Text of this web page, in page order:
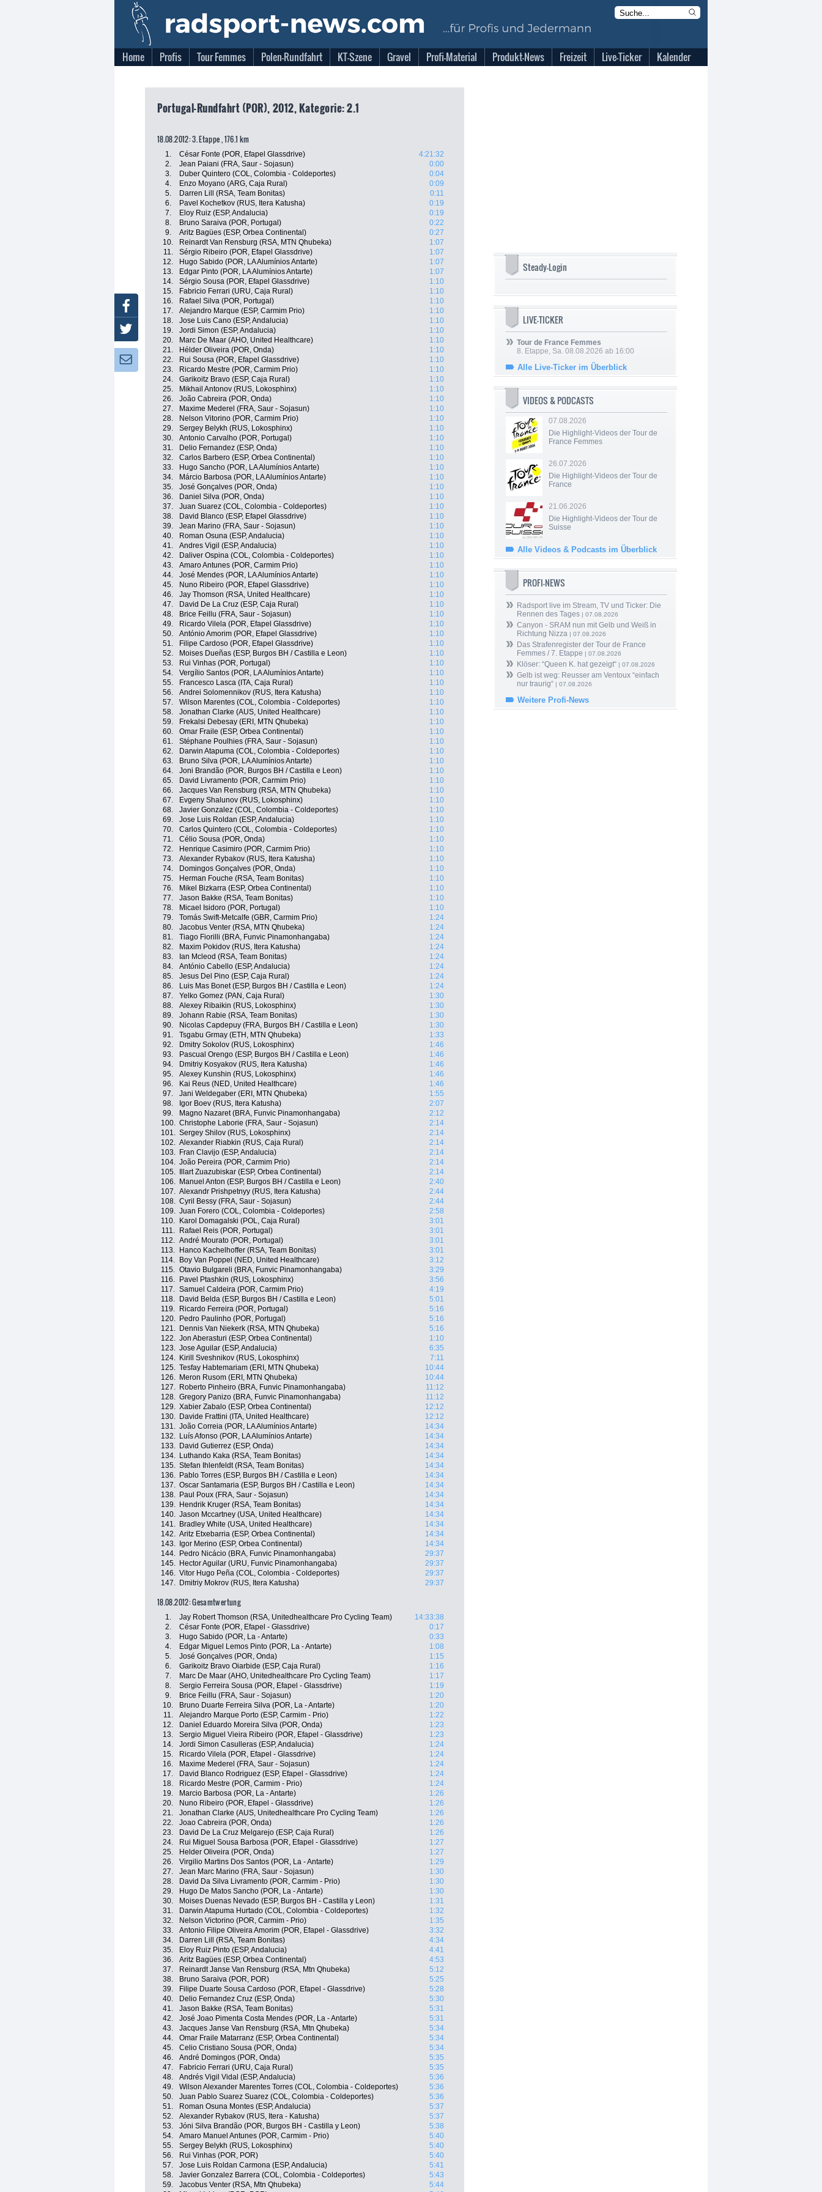
Home Profis Tour Femmes Polen-Rundfahrt KT-Szene Gravel Profi-Material Produkt-News Freizeit Live-Ticker Kalender
Portugal-Rundfahrt (POR), 2012, Kategorie: 2.1
18.08.2012: 3. Etappe , 176.1 km
1. César Fonte (POR, Efapel Glassdrive)
4:21:32
2.
Jean Paiani (FRA, Saur - Sojasun)
0:00
3.
Duber Quintero (COL, Colombia - Coldeportes)
0:04
4.
Enzo Moyano (ARG, Caja Rural)
0:09
5.
Darren Lill (RSA, Team Bonitas)
0:11
6.
Pavel Kochetkov (RUS, Itera Katusha)
0:19
7.
Eloy Ruiz (ESP, Andalucia)
0:19
8.
Bruno Saraiva (POR, Portugal)
0:22
9.
Aritz Bagües (ESP, Orbea Continental)
0:27
10.
Reinardt Van Rensburg (RSA, MTN Qhubeka)
1:07
11.
Sérgio Ribeiro (POR, Efapel Glassdrive)
1:07
12.
Hugo Sabido (POR, LA Alumínios Antarte)
1:07
13.
Edgar Pinto (POR, LA Alumínios Antarte)
1:07
14.
Sérgio Sousa (POR, Efapel Glassdrive)
1:10
15.
Fabricio Ferrari (URU, Caja Rural)
1:10
16.
Rafael Silva (POR, Portugal)
1:10
17.
Alejandro Marque (ESP, Carmim Prio)
1:10
18.
Jose Luis Cano (ESP, Andalucia)
1:10
19.
Jordi Simon (ESP, Andalucia)
1:10
20.
Marc De Maar (AHO, United Healthcare)
1:10
21.
Hélder Oliveira (POR, Onda)
1:10
22.
Rui Sousa (POR, Efapel Glassdrive)
1:10
23.
Ricardo Mestre (POR, Carmim Prio)
1:10
24.
Garikoitz Bravo (ESP, Caja Rural)
1:10
25.
Mikhail Antonov (RUS, Lokosphinx)
1:10
26.
João Cabreira (POR, Onda)
1:10
27.
Maxime Mederel (FRA, Saur - Sojasun)
1:10
28.
Nelson Vitorino (POR, Carmim Prio)
1:10
29.
Sergey Belykh (RUS, Lokosphinx)
1:10
30.
Antonio Carvalho (POR, Portugal)
1:10
31.
Delio Fernandez (ESP, Onda)
1:10
32.
Carlos Barbero (ESP, Orbea Continental)
1:10
33.
Hugo Sancho (POR, LA Alumínios Antarte)
1:10
34.
Márcio Barbosa (POR, LA Alumínios Antarte)
1:10
35.
José Gonçalves (POR, Onda)
1:10
36.
Daniel Silva (POR, Onda)
1:10
37.
Juan Suarez (COL, Colombia - Coldeportes)
1:10
38.
David Blanco (ESP, Efapel Glassdrive)
1:10
39.
Jean Marino (FRA, Saur - Sojasun)
1:10
40.
Roman Osuna (ESP, Andalucia)
1:10
41.
Andres Vigil (ESP, Andalucia)
1:10
42.
Daliver Ospina (COL, Colombia - Coldeportes)
1:10
43.
Amaro Antunes (POR, Carmim Prio)
1:10
44.
José Mendes (POR, LA Alumínios Antarte)
1:10
45.
Nuno Ribeiro (POR, Efapel Glassdrive)
1:10
46.
Jay Thomson (RSA, United Healthcare)
1:10
47.
David De La Cruz (ESP, Caja Rural)
1:10
48.
Brice Feillu (FRA, Saur - Sojasun)
1:10
49.
Ricardo Vilela (POR, Efapel Glassdrive)
1:10
50.
António Amorim (POR, Efapel Glassdrive)
1:10
51.
Filipe Cardoso (POR, Efapel Glassdrive)
1:10
52.
Moises Dueñas (ESP, Burgos BH / Castilla e Leon)
1:10
53.
Rui Vinhas (POR, Portugal)
1:10
54.
Vergílio Santos (POR, LA Alumínios Antarte)
1:10
55.
Francesco Lasca (ITA, Caja Rural)
1:10
56.
Andrei Solomennikov (RUS, Itera Katusha)
1:10
57.
Wilson Marentes (COL, Colombia - Coldeportes)
1:10
58.
Jonathan Clarke (AUS, United Healthcare)
1:10
59.
Frekalsi Debesay (ERI, MTN Qhubeka)
1:10
60.
Omar Fraile (ESP, Orbea Continental)
1:10
61.
Stéphane Poulhies (FRA, Saur - Sojasun)
1:10
62.
Darwin Atapuma (COL, Colombia - Coldeportes)
1:10
63.
Bruno Silva (POR, LA Alumínios Antarte)
1:10
64.
Joni Brandão (POR, Burgos BH / Castilla e Leon)
1:10
65.
David Livramento (POR, Carmim Prio)
1:10
66.
Jacques Van Rensburg (RSA, MTN Qhubeka)
1:10
67.
Evgeny Shalunov (RUS, Lokosphinx)
1:10
68.
Javier Gonzalez (COL, Colombia - Coldeportes)
1:10
69.
Jose Luis Roldan (ESP, Andalucia)
1:10
70.
Carlos Quintero (COL, Colombia - Coldeportes)
1:10
71.
Célio Sousa (POR, Onda)
1:10
72.
Henrique Casimiro (POR, Carmim Prio)
1:10
73.
Alexander Rybakov (RUS, Itera Katusha)
1:10
74.
Domingos Gonçalves (POR, Onda)
1:10
75.
Herman Fouche (RSA, Team Bonitas)
1:10
76.
Mikel Bizkarra (ESP, Orbea Continental)
1:10
77.
Jason Bakke (RSA, Team Bonitas)
1:10
78.
Micael Isidoro (POR, Portugal)
1:10
79.
Tomás Swift-Metcalfe (GBR, Carmim Prio)
1:24
80.
Jacobus Venter (RSA, MTN Qhubeka)
1:24
81.
Tiago Fiorilli (BRA, Funvic Pinamonhangaba)
1:24
82.
Maxim Pokidov (RUS, Itera Katusha)
1:24
83.
Ian Mcleod (RSA, Team Bonitas)
1:24
84.
António Cabello (ESP, Andalucia)
1:24
85.
Jesus Del Pino (ESP, Caja Rural)
1:24
86.
Luis Mas Bonet (ESP, Burgos BH / Castilla e Leon)
1:24
87.
Yelko Gomez (PAN, Caja Rural)
1:30
88.
Alexey Ribaikin (RUS, Lokosphinx)
1:30
89.
Johann Rabie (RSA, Team Bonitas)
1:30
90.
Nicolas Capdepuy (FRA, Burgos BH / Castilla e Leon)
1:30
91.
Tsgabu Grmay (ETH, MTN Qhubeka)
1:33
92.
Dmitry Sokolov (RUS, Lokosphinx)
1:46
93.
Pascual Orengo (ESP, Burgos BH / Castilla e Leon)
1:46
94.
Dmitriy Kosyakov (RUS, Itera Katusha)
1:46
95.
Alexey Kunshin (RUS, Lokosphinx)
1:46
96.
Kai Reus (NED, United Healthcare)
1:46
97.
Jani Weldegaber (ERI, MTN Qhubeka)
1:55
98.
Igor Boev (RUS, Itera Katusha)
2:07
99.
Magno Nazaret (BRA, Funvic Pinamonhangaba)
2:12
100. Christophe Laborie (FRA, Saur - Sojasun)
2:14
101. Sergey Shilov (RUS, Lokosphinx)
2:14
102. Alexander Riabkin (RUS, Caja Rural)
2:14
103.
Fran Clavijo (ESP, Andalucia)
2:14
104. João Pereira (POR, Carmim Prio)
2:14
105.
Illart Zuazubiskar (ESP, Orbea Continental)
2:14
106.
Manuel Anton (ESP, Burgos BH / Castilla e Leon)
2:40
107. Alexandr Prishpetnyy (RUS, Itera Katusha)
2:44
108. Cyril Bessy (FRA, Saur - Sojasun)
2:44
109. Juan Forero (COL, Colombia - Coldeportes)
2:58
110.
Karol Domagalski (POL, Caja Rural)
3:01
111.
Rafael Reis (POR, Portugal)
3:01
112. André Mourato (POR, Portugal)
3:01
113.
Hanco Kachelhoffer (RSA, Team Bonitas)
3:01
114.
Boy Van Poppel (NED, United Healthcare)
3:12
115. Otavio Bulgareli (BRA, Funvic Pinamonhangaba)
3:29
116.
Pavel Ptashkin (RUS, Lokosphinx)
3:56
117. Samuel Caldeira (POR, Carmim Prio)
4:19
118.
David Belda (ESP, Burgos BH / Castilla e Leon)
5:01
119.
Ricardo Ferreira (POR, Portugal)
5:16
120.
Pedro Paulinho (POR, Portugal)
5:16
121.
Dennis Van Niekerk (RSA, MTN Qhubeka)
5:16
122. Jon Aberasturi (ESP, Orbea Continental)
1:10
123. Jose Aguilar (ESP, Andalucia)
6:35
124.
Kirill Sveshnikov (RUS, Lokosphinx)
7:11
125. Tesfay Habtemariam (ERI, MTN Qhubeka)
10:44
126.
Meron Rusom (ERI, MTN Qhubeka)
10:44
127.
Roberto Pinheiro (BRA, Funvic Pinamonhangaba)
11:12
128. Gregory Panizo (BRA, Funvic Pinamonhangaba)
11:12
129. Xabier Zabalo (ESP, Orbea Continental)
12:12
130.
Davide Frattini (ITA, United Healthcare)
12:12
131. João Correia (POR, LA Alumínios Antarte)
14:34
132.
Luís Afonso (POR, LA Alumínios Antarte)
14:34
133.
David Gutierrez (ESP, Onda)
14:34
134.
Luthando Kaka (RSA, Team Bonitas)
14:34
135. Stefan Ihlenfeldt (RSA, Team Bonitas)
14:34
136.
Pablo Torres (ESP, Burgos BH / Castilla e Leon)
14:34
137. Oscar Santamaria (ESP, Burgos BH / Castilla e Leon)
14:34
138.
Paul Poux (FRA, Saur - Sojasun)
14:34
139.
Hendrik Kruger (RSA, Team Bonitas)
14:34
140. Jason Mccartney (USA, United Healthcare)
14:34
141.
Bradley White (USA, United Healthcare)
14:34
142. Aritz Etxebarria (ESP, Orbea Continental)
14:34
143.
Igor Merino (ESP, Orbea Continental)
14:34
144.
Pedro Nicácio (BRA, Funvic Pinamonhangaba)
29:37
145.
Hector Aguilar (URU, Funvic Pinamonhangaba)
29:37
146. Vitor Hugo Peña (COL, Colombia - Coldeportes)
29:37
147.
Dmitriy Mokrov (RUS, Itera Katusha) 29:37
18.08.2012: Gesamtwertung
1. Jay Robert Thomson (RSA, Unitedhealthcare Pro Cycling Team)
14:33:38
2.
César Fonte (POR, Efapel - Glassdrive)
0:17
3.
Hugo Sabido (POR, La - Antarte)
0:33
4.
Edgar Miguel Lemos Pinto (POR, La - Antarte)
1:08
5.
José Gonçalves (POR, Onda)
1:15
6.
Garikoitz Bravo Oiarbide (ESP, Caja Rural)
1:16
7.
Marc De Maar (AHO, Unitedhealthcare Pro Cycling Team)
1:17
8.
Sergio Ferreira Sousa (POR, Efapel - Glassdrive)
1:19
9.
Brice Feillu (FRA, Saur - Sojasun)
1:20
10.
Bruno Duarte Ferreira Silva (POR, La - Antarte)
1:20
11.
Alejandro Marque Porto (ESP, Carmim - Prio)
1:22
12.
Daniel Eduardo Moreira Silva (POR, Onda)
1:23
13.
Sergio Miguel Vieira Ribeiro (POR, Efapel - Glassdrive)
1:23
14.
Jordi Simon Casulleras (ESP, Andalucia)
1:24
15.
Ricardo Vilela (POR, Efapel - Glassdrive)
1:24
16.
Maxime Mederel (FRA, Saur - Sojasun)
1:24
17.
David Blanco Rodriguez (ESP, Efapel - Glassdrive)
1:24
18.
Ricardo Mestre (POR, Carmim - Prio)
1:24
19.
Marcio Barbosa (POR, La - Antarte)
1:26
20.
Nuno Ribeiro (POR, Efapel - Glassdrive)
1:26
21.
Jonathan Clarke (AUS, Unitedhealthcare Pro Cycling Team)
1:26
22.
Joao Cabreira (POR, Onda)
1:26
23.
David De La Cruz Melgarejo (ESP, Caja Rural)
1:26
24.
Rui Miguel Sousa Barbosa (POR, Efapel - Glassdrive)
1:27
25.
Helder Oliveira (POR, Onda)
1:27
26.
Virgilio Martins Dos Santos (POR, La - Antarte)
1:29
27.
Jean Marc Marino (FRA, Saur - Sojasun)
1:30
28.
David Da Silva Livramento (POR, Carmim - Prio)
1:30
29.
Hugo De Matos Sancho (POR, La - Antarte)
1:30
30.
Moises Duenas Nevado (ESP, Burgos BH - Castilla y Leon)
1:31
31.
Darwin Atapuma Hurtado (COL, Colombia - Coldeportes)
1:32
32.
Nelson Victorino (POR, Carmim - Prio)
1:35
33.
Antonio Filipe Oliveira Amorim (POR, Efapel - Glassdrive)
3:32
34.
Darren Lill (RSA, Team Bonitas)
4:34
35.
Eloy Ruiz Pinto (ESP, Andalucia)
4:41
36.
Aritz Bagües (ESP, Orbea Continental)
4:53
37.
Reinardt Janse Van Rensburg (RSA, Mtn Qhubeka)
5:12
38.
Bruno Saraiva (POR, POR)
5:25
39.
Filipe Duarte Sousa Cardoso (POR, Efapel - Glassdrive)
5:28
40.
Delio Fernandez Cruz (ESP, Onda)
5:30
41.
Jason Bakke (RSA, Team Bonitas)
5:31
42.
José Joao Pimenta Costa Mendes (POR, La - Antarte)
5:31
43.
Jacques Janse Van Rensburg (RSA, Mtn Qhubeka)
5:34
44.
Omar Fraile Matarranz (ESP, Orbea Continental)
5:34
45.
Celio Cristiano Sousa (POR, Onda)
5:34
46.
André Domingos (POR, Onda)
5:35
47.
Fabricio Ferrari (URU, Caja Rural)
5:35
48.
Andrés Vigil Vidal (ESP, Andalucia)
5:36
49.
Wilson Alexander Marentes Torres (COL, Colombia - Coldeportes)
5:36
50.
Juan Pablo Suarez Suarez (COL, Colombia - Coldeportes)
5:36
51.
Roman Osuna Montes (ESP, Andalucia)
5:37
52.
Alexander Rybakov (RUS, Itera - Katusha)
5:37
53.
Jóni Silva Brandão (POR, Burgos BH - Castilla y Leon)
5:38
54.
Amaro Manuel Antunes (POR, Carmim - Prio)
5:40
55.
Sergey Belykh (RUS, Lokosphinx)
5:40
56.
Rui Vinhas (POR, POR)
5:40
57.
Jose Luis Roldan Carmona (ESP, Andalucia)
5:41
58.
Javier Gonzalez Barrera (COL, Colombia - Coldeportes)
5:43
59.
Jacobus Venter (RSA, Mtn Qhubeka)
5:44
Steady-Login
LIVE-TICKER
Tour de France Femmes
8. Etappe, Sa. 08.08.2026 ab 16:00
Alle Live-Ticker im Überblick
VIDEOS & PODCASTS
07.08.2026
Die Highlight-Videos der Tour de
France Femmes
26.07.2026
Die Highlight-Videos der Tour de
France
21.06.2026
Die Highlight-Videos der Tour de
Suisse
Alle Videos & Podcasts im Überblick
PROFI-NEWS
Radsport live im Stream, TV und Ticker: Die
Rennen des Tages | 07.08.2026
Canyon - SRAM nun mit Gelb und Weiß in
Richtung Nizza | 07.08.2026
Das Strafenregister der Tour de France
Femmes / 7. Etappe | 07.08.2026
Klöser: “Queen K. hat gezeigt“ | 07.08.2026
Gelb ist weg: Reusser am Ventoux “einfach
nur traurig“ | 07.08.2026
Weitere Profi-News
Facebook
Twitter
Newsletter: